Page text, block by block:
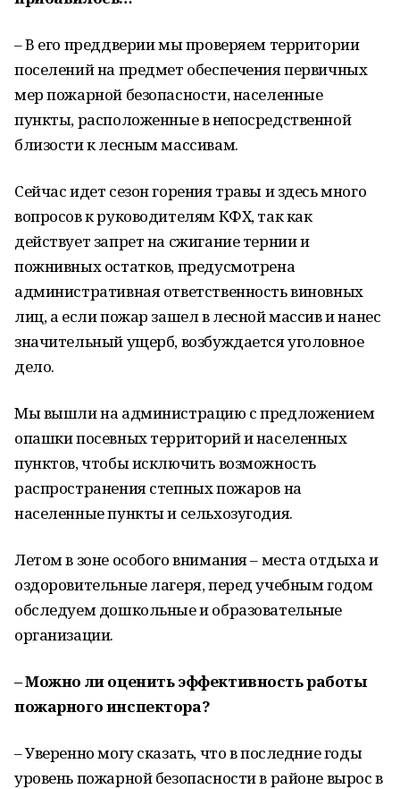
– В его преддверии мы проверяем территории
поселений на предмет обеспечения первичных
мер пожарной безопасности, населенные
пункты, расположенные в непосредственной
близости к лесным массивам.
Сейчас идет сезон горения травы и здесь много
вопросов к руководителям КФХ, так как
действует запрет на сжигание тернии и
пожнивных остатков, предусмотрена
административная ответственность виновных
лиц, а если пожар зашел в лесной массив и нанес
значительный ущерб, возбуждается уголовное
дело.
Мы вышли на администрацию с предложением
опашки посевных территорий и населенных
пунктов, чтобы исключить возможность
распространения степных пожаров на
населенные пункты и сельхозугодия.
Летом в зоне особого внимания – места отдыха и
оздоровительные лагеря, перед учебным годом
обследуем дошкольные и образовательные
организации.
– Можно ли оценить эффективность работы
пожарного инспектора?
– Уверенно могу сказать, что в последние годы
уровень пожарной безопасности в районе вырос в